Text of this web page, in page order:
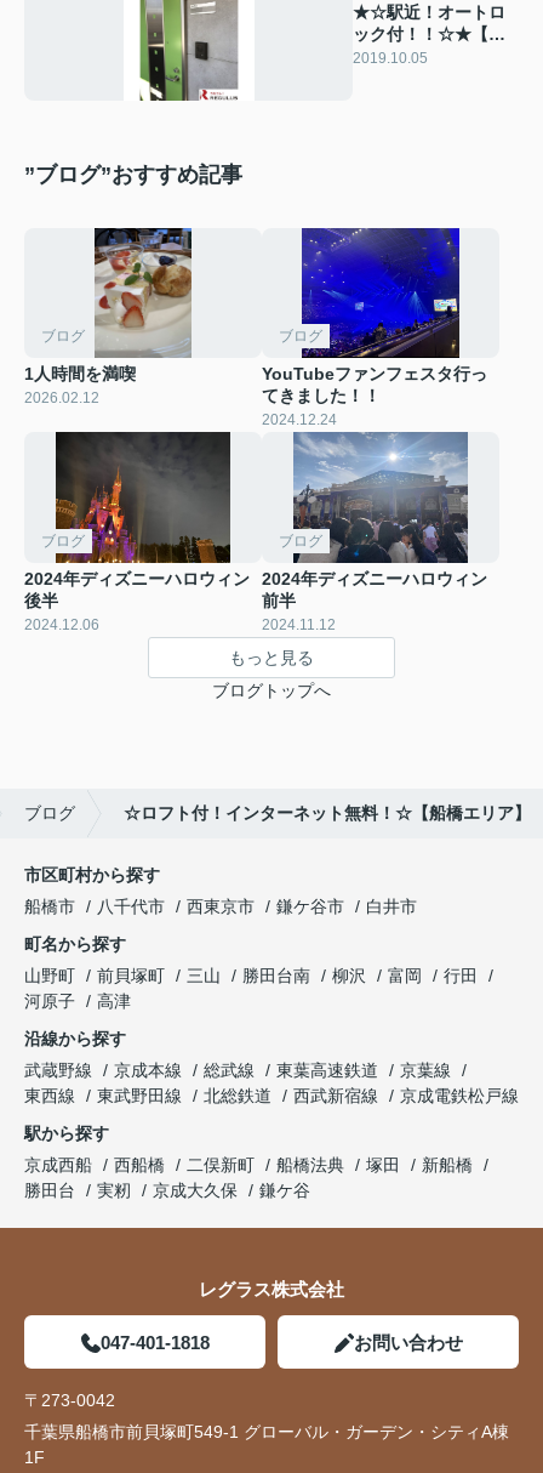
★☆駅近！オートロ
ック付！！☆★【船
橋エリア】
2019.10.05
”ブログ”おすすめ記事
ブログ
1人時間を満喫
2026.02.12
ブログ
YouTubeファンフェスタ行っ
てきました！！
2024.12.24
ブログ
2024年ディズニーハロウィン
後半
2024.12.06
ブログ
2024年ディズニーハロウィン
前半
2024.11.12
もっと見る
ブログトップへ
ブログ ☆ロフト付！インターネット無料！☆【船橋エリア】
市区町村から探す
船橋市
八千代市 西東京市 鎌ケ谷市
白井市
町名から探す
山野町
前貝塚町 三山 勝田台南 柳沢 富岡
行田
河原子
高津
沿線から探す
武蔵野線
京成本線 総武線 東葉高速鉄道
京葉線
東西線
東武野田線 北総鉄道 西武新宿線
京成電鉄松戸線
駅から探す
京成西船
西船橋 二俣新町 船橋法典 塚田
新船橋
勝田台
実籾 京成大久保 鎌ケ谷
レグラス株式会社
047-401-1818 お問い合わせ
〒273-0042
千葉県船橋市前貝塚町549-1 グローバル・ガーデン・シティA棟
1F